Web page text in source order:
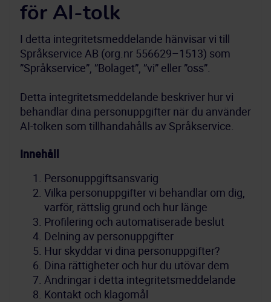
för AI-tolk
I detta integritetsmeddelande hänvisar vi till
Språkservice AB (org.nr 556629–1513) som
Detta integritetsmeddelande beskriver hur vi
behandlar dina personuppgifter när du använder
AI-tolken som tillhandahålls av Språkservice.
Innehåll
Personuppgiftsansvarig
Vilka personuppgifter vi behandlar om dig,
varför, rättslig grund och hur länge
Profilering och automatiserade beslut
Delning av personuppgifter
Hur skyddar vi dina personuppgifter?
Dina rättigheter och hur du utövar dem
Ändringar i detta integritetsmeddelande
Kontakt och klagomål